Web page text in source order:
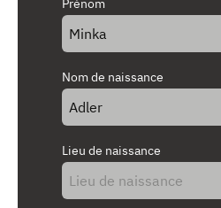
Prénom
Nom de naissance
Lieu de naissance